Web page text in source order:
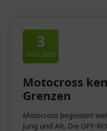
3
Nov., 2025
Motocross
Grenzen
Motocross begeistert
Jung und Alt. Die OFF-